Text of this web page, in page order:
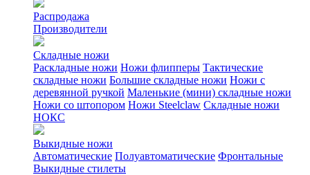
Распродажа
Производители
Складные ножи
Раскладные ножи Ножи флипперы Тактические
складные ножи Большие складные ножи Ножи с
деревянной ручкой Маленькие (мини) складные ножи
Ножи со штопором Ножи Steelclaw Складные ножи
НОКС
Выкидные ножи
Автоматические Полуавтоматические Фронтальные
Выкидные стилеты